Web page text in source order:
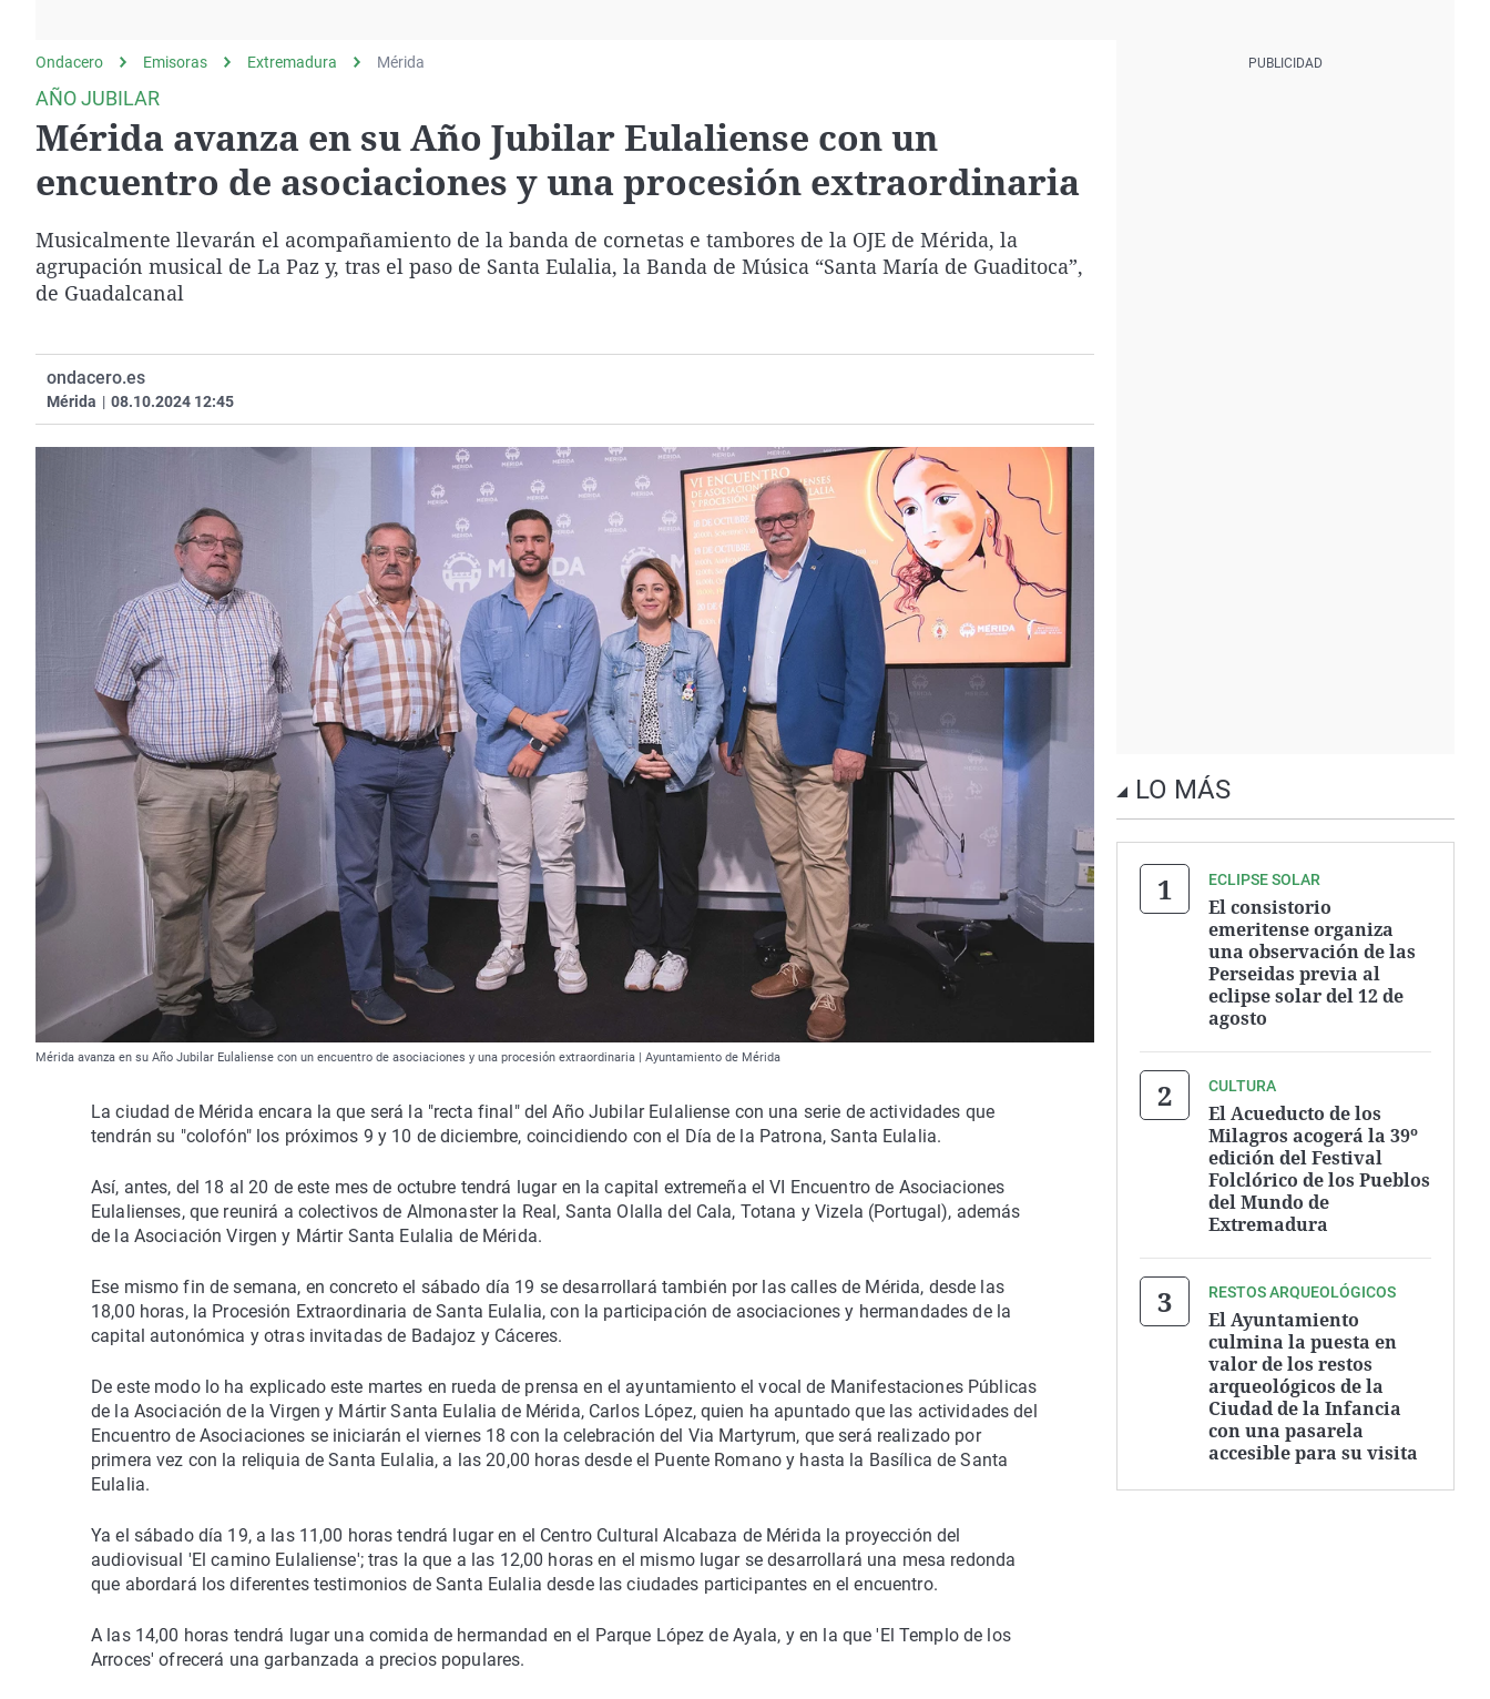
Negra
Navarra
Ondacero Emisoras Extremadura Mérida
AÑO JUBILAR
Mérida avanza en su Año Jubilar Eulaliense con un
encuentro de asociaciones y una procesión extraordinaria
Musicalmente llevarán el acompañamiento de la banda de cornetas e tambores de la OJE de Mérida, la
agrupación musical de La Paz y, tras el paso de Santa Eulalia, la Banda de Música “Santa María de Guaditoca”,
de Guadalcanal
ondacero.es
Mérida | 08.10.2024 12:45
Mérida avanza en su Año Jubilar Eulaliense con un encuentro de asociaciones y una procesión extraordinaria | Ayuntamiento de Mérida
La ciudad de Mérida encara la que será la "recta final" del Año Jubilar Eulaliense con una serie de actividades que
tendrán su "colofón" los próximos 9 y 10 de diciembre, coincidiendo con el Día de la Patrona, Santa Eulalia.
Así, antes, del 18 al 20 de este mes de octubre tendrá lugar en la capital extremeña el VI Encuentro de Asociaciones
Eulalienses, que reunirá a colectivos de Almonaster la Real, Santa Olalla del Cala, Totana y Vizela (Portugal), además
de la Asociación Virgen y Mártir Santa Eulalia de Mérida.
Ese mismo fin de semana, en concreto el sábado día 19 se desarrollará también por las calles de Mérida, desde las
18,00 horas, la Procesión Extraordinaria de Santa Eulalia, con la participación de asociaciones y hermandades de la
capital autonómica y otras invitadas de Badajoz y Cáceres.
De este modo lo ha explicado este martes en rueda de prensa en el ayuntamiento el vocal de Manifestaciones Públicas
de la Asociación de la Virgen y Mártir Santa Eulalia de Mérida, Carlos López, quien ha apuntado que las actividades del
Encuentro de Asociaciones se iniciarán el viernes 18 con la celebración del Via Martyrum, que será realizado por
primera vez con la reliquia de Santa Eulalia, a las 20,00 horas desde el Puente Romano y hasta la Basílica de Santa
Eulalia.
Ya el sábado día 19, a las 11,00 horas tendrá lugar en el Centro Cultural Alcabaza de Mérida la proyección del
audiovisual 'El camino Eulaliense'; tras la que a las 12,00 horas en el mismo lugar se desarrollará una mesa redonda
que abordará los diferentes testimonios de Santa Eulalia desde las ciudades participantes en el encuentro.
A las 14,00 horas tendrá lugar una comida de hermandad en el Parque López de Ayala, y en la que 'El Templo de los
Arroces' ofrecerá una garbanzada a precios populares.
LO MÁS
ECLIPSE SOLAR
El consistorio
emeritense organiza
una observación de las
Perseidas previa al
eclipse solar del 12 de
agosto
CULTURA
El Acueducto de los
Milagros acogerá la 39º
edición del Festival
Folclórico de los Pueblos
del Mundo de
Extremadura
RESTOS ARQUEOLÓGICOS
El Ayuntamiento
culmina la puesta en
valor de los restos
arqueológicos de la
Ciudad de la Infancia
con una pasarela
accesible para su visita